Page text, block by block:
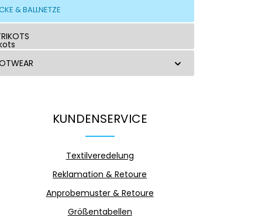
& BALLNETZE
KUNDENSERVICE
Textilveredelung
Reklamation & Retoure
Anprobemuster & Retoure
Größentabellen